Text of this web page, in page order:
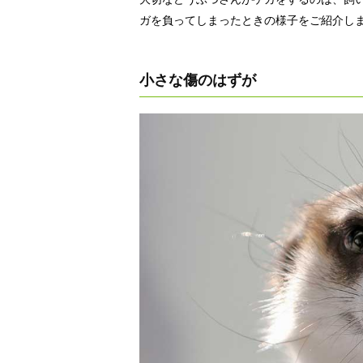
ガを負ってしまったときの様子をご紹介し
小さな傷のはずが